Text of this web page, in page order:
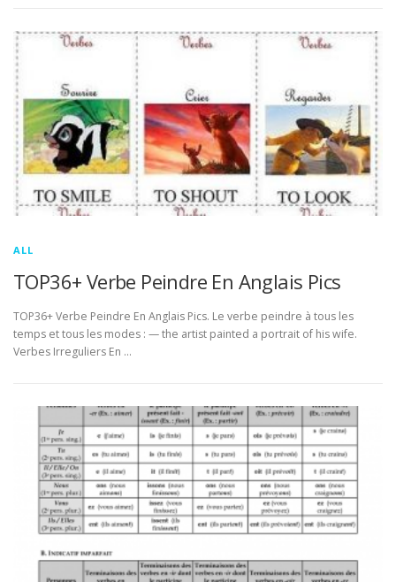
ALL
TOP36+ Verbe Peindre En Anglais Pics
TOP36+ Verbe Peindre En Anglais Pics. Le verbe peindre à tous les
temps et tous les modes : — the artist painted a portrait of his wife.
Verbes Irreguliers En …